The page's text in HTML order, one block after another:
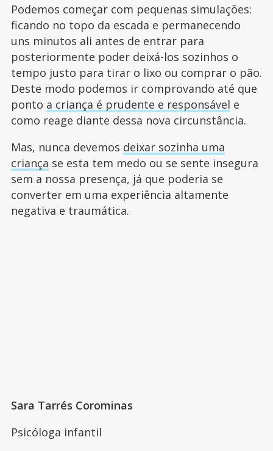
Podemos começar com pequenas simulações:
ficando no topo da escada e permanecendo
uns minutos ali antes de entrar para
posteriormente poder deixá-los sozinhos o
tempo justo para tirar o lixo ou comprar o pão.
Deste modo podemos ir comprovando até que
ponto a criança é prudente e responsável e
como reage diante dessa nova circunstância.
Mas, nunca devemos deixar sozinha uma
criança se esta tem medo ou se sente insegura
sem a nossa presença, já que poderia se
converter em uma experiência altamente
negativa e traumática.
Sara Tarrés Corominas
Psicóloga infantil